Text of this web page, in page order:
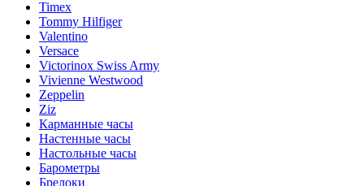
Timex
Tommy Hilfiger
Valentino
Versace
Victorinox Swiss Army
Vivienne Westwood
Zeppelin
Ziz
Карманные часы
Настенные часы
Настольные часы
Барометры
Брелоки